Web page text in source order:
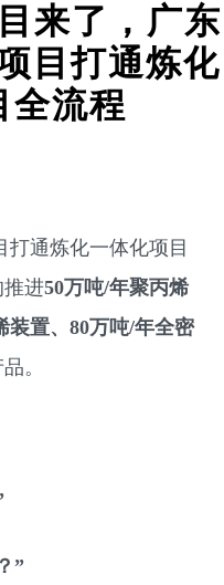
来了，广东
目打通炼化
全流程
通炼化一体化项目
推进50万吨/年聚丙烯
置、 80万吨/年全密
。
”